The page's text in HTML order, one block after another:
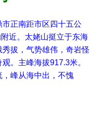
正南距市区四十五公
近。太姥山挺立于东海
拔，气势雄伟，奇岩怪
。主峰海拔917.3米。
峰从海中出，不愧